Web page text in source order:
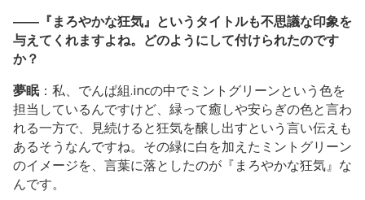
――『まろやかな狂気』というタイトルも不思議な印象を
与えてくれますよね。どのようにして付けられたのです
か？
夢眠：私、でんぱ組.incの中でミントグリーンという色を
担当しているんですけど、緑って癒しや安らぎの色と言わ
れる一方で、見続けると狂気を醸し出すという言い伝えも
あるそうなんですね。その緑に白を加えたミントグリーン
のイメージを、言葉に落としたのが『まろやかな狂気』な
んです。